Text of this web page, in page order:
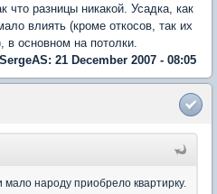
что разницы никакой. Усадка, как
влиять (кроме откосов, так их
основном на потолки.
21 December 2007 - 08:05
народу приобрело квартирку.